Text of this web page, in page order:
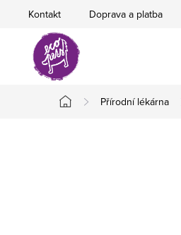
Kontakt Doprava a platba
Domů
Přírodní lékárna